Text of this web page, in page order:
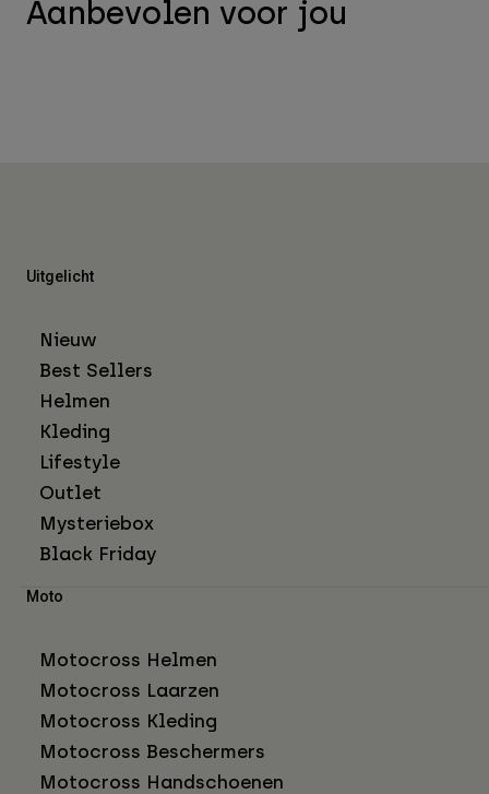
Aanbevolen voor jou
Uitgelicht
Nieuw
Best Sellers
Helmen
Kleding
Lifestyle
Outlet
Mysteriebox
Black Friday
Moto
Motocross Helmen
Motocross Laarzen
Motocross Kleding
Motocross Beschermers
Motocross Handschoenen